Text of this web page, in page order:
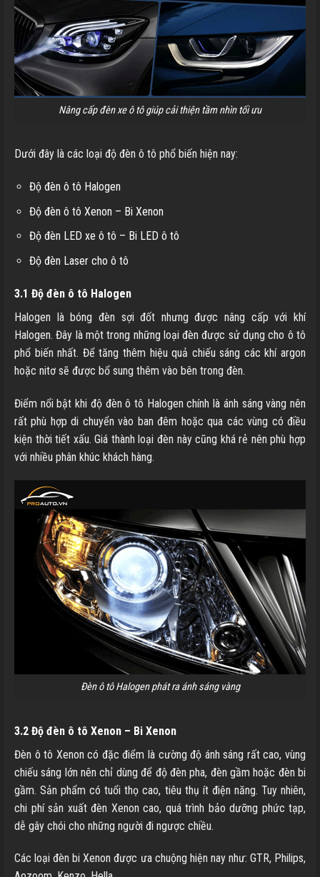
Nâng cấp đèn xe ô tô giúp cải thiện tầm nhìn tối ưu
Dưới đây là các loại độ đèn ô tô phổ biến hiện nay:
Độ đèn ô tô Halogen
Độ đèn ô tô Xenon – Bi Xenon
Độ đèn LED xe ô tô – Bi LED ô tô
Độ đèn Laser cho ô tô
3.1 Độ đèn ô tô Halogen
Halogen là bóng đèn sợi đốt nhưng được nâng cấp với khí
Halogen. Đây là một trong những loại đèn được sử dụng cho ô tô
phổ biến nhất. Để tăng thêm hiệu quả chiếu sáng các khí argon
hoặc nitơ sẽ được bổ sung thêm vào bên trong đèn.
Điểm nổi bật khi độ đèn ô tô Halogen chính là ánh sáng vàng nên
rất phù hợp di chuyển vào ban đêm hoặc qua các vùng có điều
kiện thời tiết xấu. Giá thành loại đèn này cũng khá rẻ nên phù hợp
với nhiều phân khúc khách hàng.
Đèn ô tô Halogen phát ra ánh sáng vàng
3.2 Độ đèn ô tô Xenon – Bi Xenon
Đèn ô tô Xenon có đặc điểm là cường độ ánh sáng rất cao, vùng
chiếu sáng lớn nên chỉ dùng để độ đèn pha, đèn gầm hoặc đèn bi
gầm. Sản phẩm có tuổi thọ cao, tiêu thụ ít điện năng. Tuy nhiên,
chi phí sản xuất đèn Xenon cao, quá trình bảo dưỡng phức tạp,
dễ gây chói cho những người đi ngược chiều.
Các loại đèn bi Xenon được ưa chuộng hiện nay như: GTR, Philips,